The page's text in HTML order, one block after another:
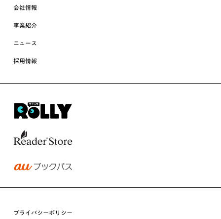
会社情報
事業紹介
ニュース
採用情報
プライバシーポリシー